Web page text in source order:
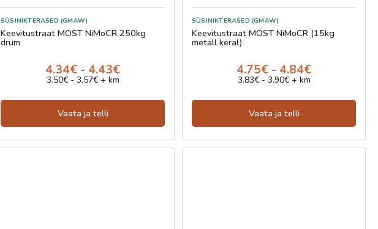
SÜSINIKTERASED (GMAW)
Keevitustraat MOST NiMoCR 250kg
drum
4.34€ - 4.43€
3.50€ - 3.57€ + km
Vaata ja telli
SÜSINIKTERASED (GMAW)
Keevitustraat MOST NiMoCR (15kg
metall keral)
4.75€ - 4.84€
3.83€ - 3.90€ + km
Vaata ja telli